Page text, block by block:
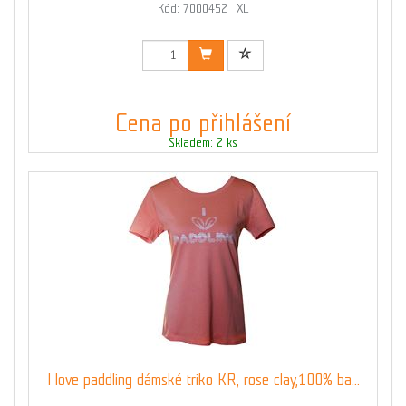
Kód: 7000452_XL
Cena po přihlášení
Skladem: 2 ks
I love paddling dámské triko KR, rose clay,100% ba...